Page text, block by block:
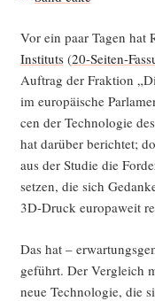
Vor ein paar Tagen hat
Insti­tuts(20-Sei­ten-
Auf­trag der Frak­ti­on
im euro­päi­sche
cen der Tech­no­lo­gie
hat dar­über berich­tet;
aus der Stu­die die
set­zen, die sich
3D-Druck euro­pa­weit
Das hat –
geführt. Der Ver­gleich
neue Tech­no­lo­gie, die